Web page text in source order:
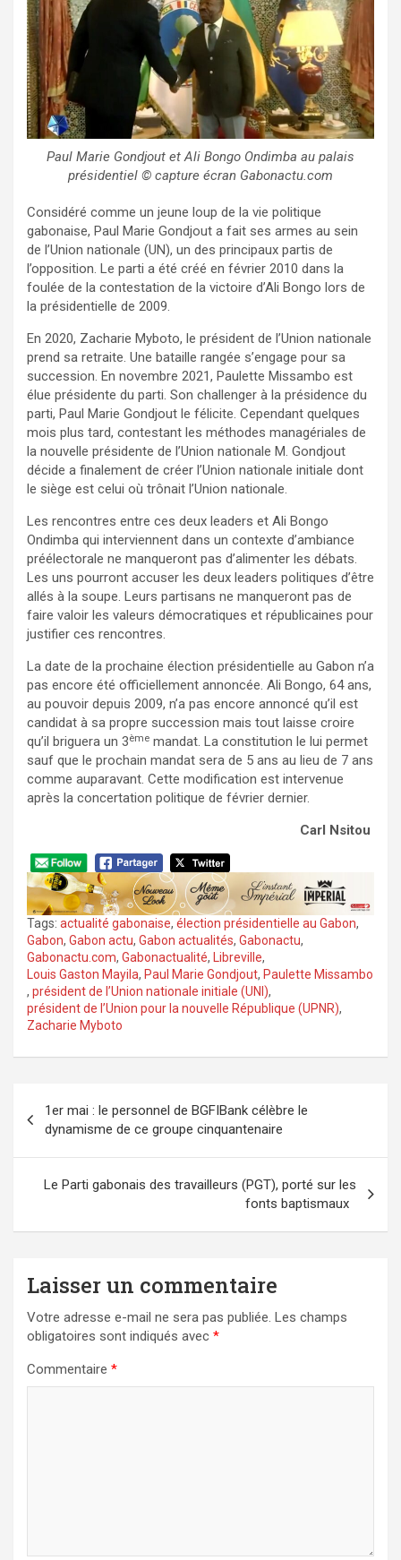
Paul Marie Gondjout et Ali Bongo Ondimba au palais
présidentiel © capture écran Gabonactu.com
Considéré comme un jeune loup de la vie politique
gabonaise, Paul Marie Gondjout a fait ses armes au sein
de l’Union nationale (UN), un des principaux partis de
l’opposition. Le parti a été créé en février 2010 dans la
foulée de la contestation de la victoire d’Ali Bongo lors de
la présidentielle de 2009.
En 2020, Zacharie Myboto, le président de l’Union nationale
prend sa retraite. Une bataille rangée s’engage pour sa
succession. En novembre 2021, Paulette Missambo est
élue présidente du parti. Son challenger à la présidence du
parti, Paul Marie Gondjout le félicite. Cependant quelques
mois plus tard, contestant les méthodes managériales de
la nouvelle présidente de l’Union nationale M. Gondjout
décide a finalement de créer l’Union nationale initiale dont
le siège est celui où trônait l’Union nationale.
Les rencontres entre ces deux leaders et Ali Bongo
Ondimba qui interviennent dans un contexte d’ambiance
préélectorale ne manqueront pas d’alimenter les débats.
Les uns pourront accuser les deux leaders politiques d’être
allés à la soupe. Leurs partisans ne manqueront pas de
faire valoir les valeurs démocratiques et républicaines pour
justifier ces rencontres.
La date de la prochaine élection présidentielle au Gabon n’a
pas encore été officiellement annoncée. Ali Bongo, 64 ans,
au pouvoir depuis 2009, n’a pas encore annoncé qu’il est
candidat à sa propre succession mais tout laisse croire
qu’il briguera un 3ème mandat. La constitution le lui permet
sauf que le prochain mandat sera de 5 ans au lieu de 7 ans
comme auparavant. Cette modification est intervenue
après la concertation politique de février dernier.
Carl Nsitou
Tags: actualité gabonaise, élection présidentielle au Gabon,
Gabon, Gabon actu, Gabon actualités, Gabonactu,
Gabonactu.com, Gabonactualité, Libreville,
Louis Gaston Mayila, Paul Marie Gondjout, Paulette Missambo
, président de l’Union nationale initiale (UNI),
président de l’Union pour la nouvelle République (UPNR),
Zacharie Myboto
de
l’article
1er mai : le personnel de BGFIBank célèbre le
dynamisme de ce groupe cinquantenaire
Le Parti gabonais des travailleurs (PGT), porté sur les
fonts baptismaux
Laisser un commentaire
Votre adresse e-mail ne sera pas publiée. Les champs
obligatoires sont indiqués avec *
Commentaire *